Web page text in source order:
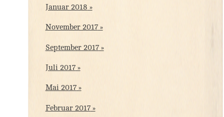
Januar 2018
November 2017
September 2017
Juli 2017
Mai 2017
Februar 2017